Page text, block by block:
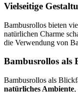
Vielseitige
Bambusrollos bieten
natürlichen Charme
die Verwendung von
Bambusrollos als
Bambusrollos als
natürliches Ambiente,